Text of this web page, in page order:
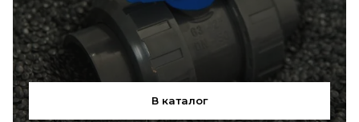
В каталог